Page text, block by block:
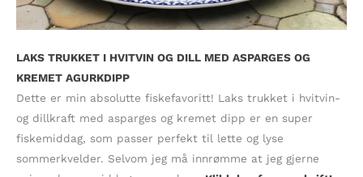
LAKS TRUKKET I HVITVIN OG DILL MED ASPARGES OG
KREMET AGURKDIPP
Dette er min absolutte fiskefavoritt! Laks trukket i hvitvin-
og dillkraft med asparges og kremet dipp er en super
fiskemiddag, som passer perfekt til lette og lyse
sommerkvelder. Selvom jeg må innrømme at jeg gjerne